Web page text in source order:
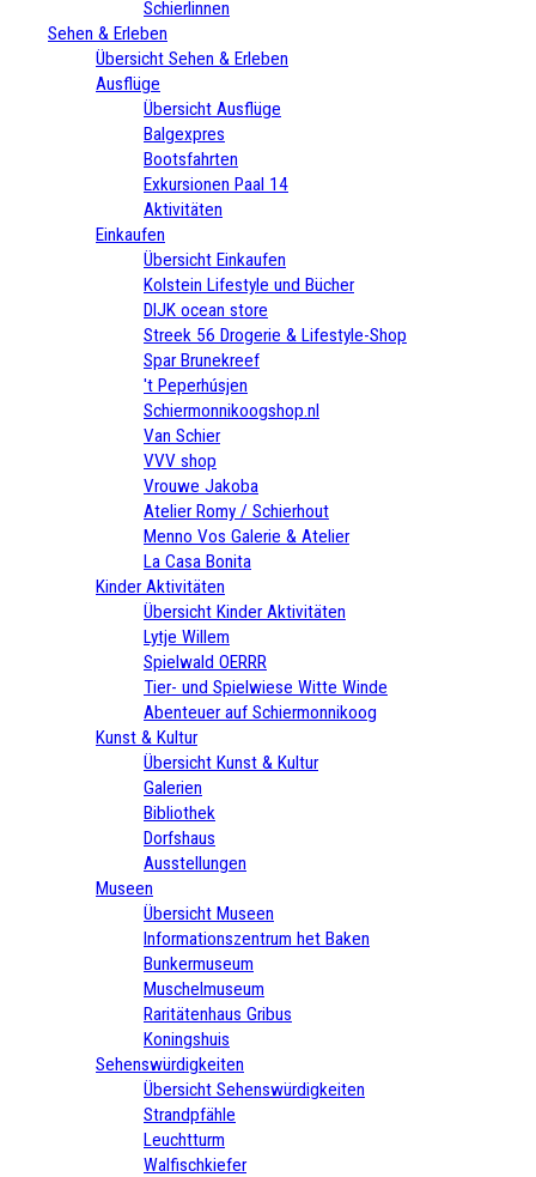
Schierlinnen
Sehen & Erleben
Übersicht Sehen & Erleben
Ausflüge
Übersicht Ausflüge
Balgexpres
Bootsfahrten
Exkursionen Paal 14
Aktivitäten
Einkaufen
Übersicht Einkaufen
Kolstein Lifestyle und Bücher
DIJK ocean store
Streek 56 Drogerie & Lifestyle-Shop
Spar Brunekreef
't Peperhúsjen
Schiermonnikoogshop.nl
Van Schier
VVV shop
Vrouwe Jakoba
Atelier Romy / Schierhout
Menno Vos Galerie & Atelier
La Casa Bonita
Kinder Aktivitäten
Übersicht Kinder Aktivitäten
Lytje Willem
Spielwald OERRR
Tier- und Spielwiese Witte Winde
Abenteuer auf Schiermonnikoog
Kunst & Kultur
Übersicht Kunst & Kultur
Galerien
Bibliothek
Dorfshaus
Ausstellungen
Museen
Übersicht Museen
Informationszentrum het Baken
Bunkermuseum
Muschelmuseum
Raritätenhaus Gribus
Koningshuis
Sehenswürdigkeiten
Übersicht Sehenswürdigkeiten
Strandpfähle
Leuchtturm
Walfischkiefer